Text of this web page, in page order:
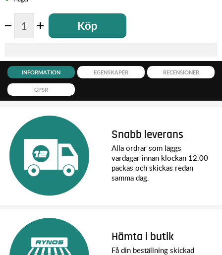
Köp
INFORMATION EGENSKAPER RECENSIONER
GPSR
Snabb leverans
Alla ordrar som läggs
vardagar innan klockan 12.00
packas och skickas redan
samma dag.
Hämta i butik
Få din beställning skickad